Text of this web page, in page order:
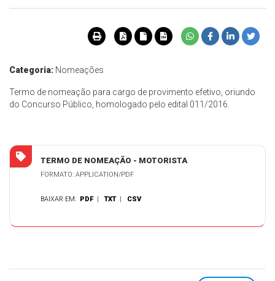
Categoria: Nomeações
Termo de nomeação para cargo de provimento efetivo, oriundo
do Concurso Público, homologado pelo edital 011/2016.
TERMO DE NOMEAÇÃO - MOTORISTA
FORMATO: APPLICATION/PDF
BAIXAR EM: PDF |TXT | CSV